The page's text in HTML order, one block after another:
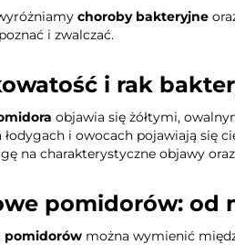
choroby bakteryjne
i zwalczać.
i rak
objawia się żółtymi,
łodygach i owocach pojawiają się
na charakterystyczne objawy
pomidorów: od
pomidorów można wymienić